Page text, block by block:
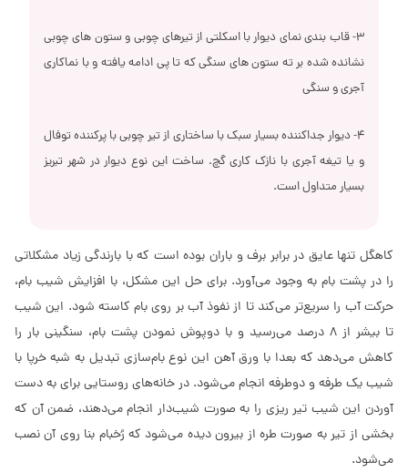
3- قاب بندی نمای دیوار با اسکلتی از تیرهای چوبی و ستون های چوبی
نشانده شده بر ته ستون های سنگی که تا پی ادامه یافته و با نماکاری
آجری و سنگی
4- دیوار جداکننده بسیار سبک با ساختاری از تیر چوبی با پرکننده توفال
و یا تیغه آجری با نازک کاری گچ. ساخت این نوع دیوار در شهر تبریز
بسیار متداول است.
کاهگل تنها عایق در برابر برف و باران بوده است که با بارندگی زیاد مشکلاتی
را در پشت بام به وجود می‌آورد. برای حل این مشکل، با افزایش شیب بام،
حرکت آب را سریع‌‌تر می‌کند تا از نفوذ آب بر روی بام کاسته شود. این شیب
تا بیشر از 8 درصد می‌رسید و با دوپوش نمودن پشت بام، سنگینی بار را
کاهش می‌دهد که بعدا با ورق آهن این نوع بام‌سازی تبدیل به شبه خرپا با
شیب یک طرفه و دوطرفه انجام می‌شود. در خانه‌های روستایی برای به دست
آوردن این شیب تیر ریزی را به صورت شیب‌دار انجام می‌دهند، ضمن آن که
بخشی از تیر به صورت طره از بیرون دیده می‌شود که رُخبام بنا روی آن نصب
می‌شود.